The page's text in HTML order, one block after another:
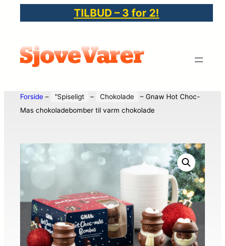
TILBUD – 3 for 2!
Forside – "Spiseligt – Chokolade – Gnaw Hot Choc-
Mas chokoladebomber til varm chokolade